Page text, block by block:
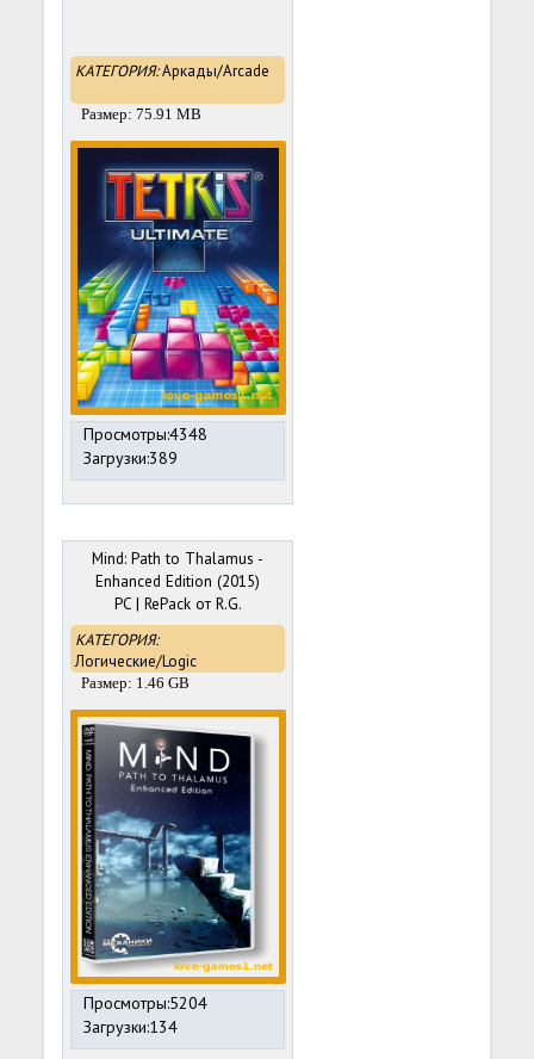
КАТЕГОРИЯ:Аркады/Arcade
Размер: 75.91 MB
Просмотры:4348
Загрузки:389
Mind: Path to Thalamus -
Enhanced Edition (2015)
PC | RePack от R.G.
Механики
КАТЕГОРИЯ:
Логические/Logic
Размер: 1.46 GB
Просмотры:5204
Загрузки:134